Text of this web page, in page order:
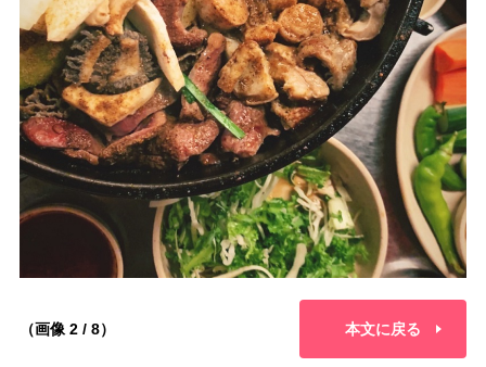
（画像 2 / 8） 本文に戻る